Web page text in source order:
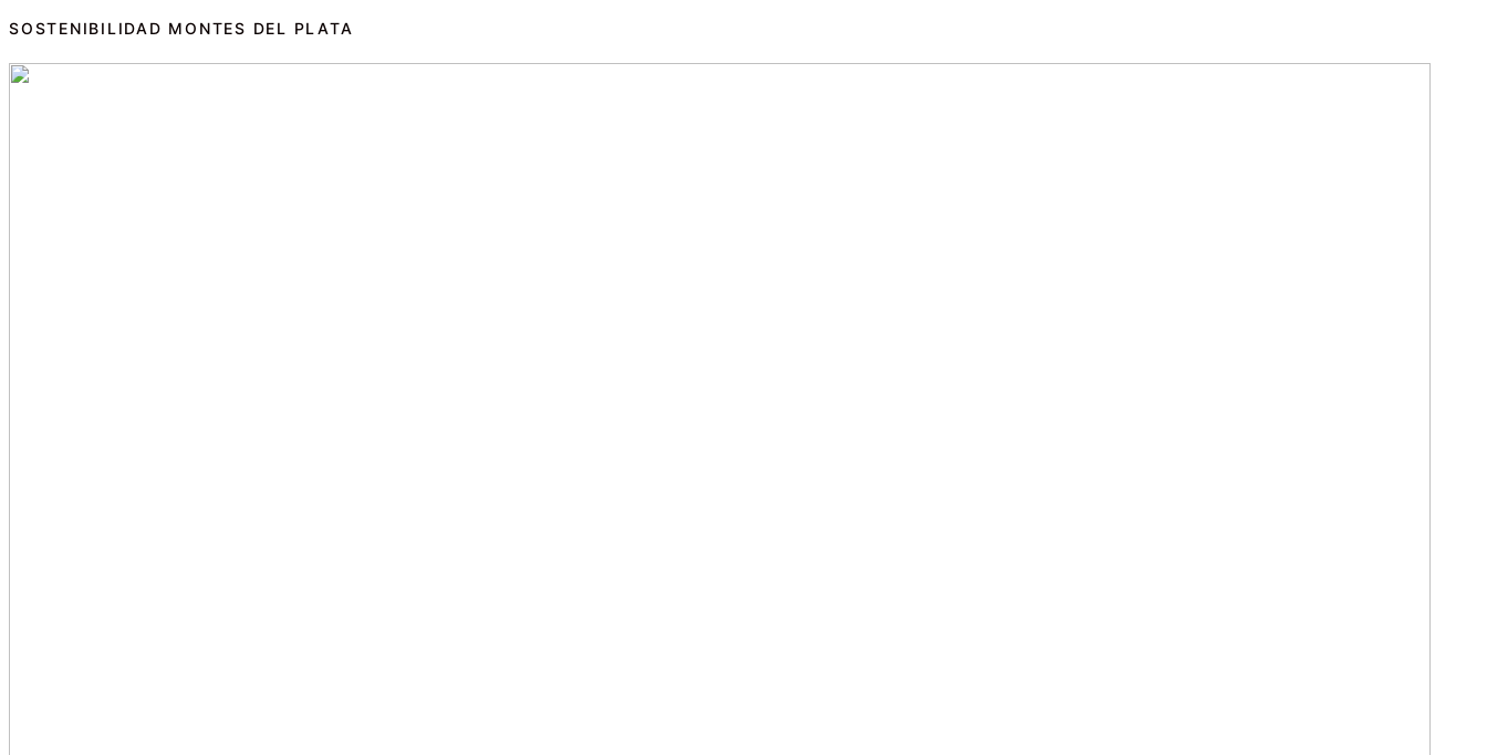
SOSTENIBILIDAD MONTES DEL PLATA